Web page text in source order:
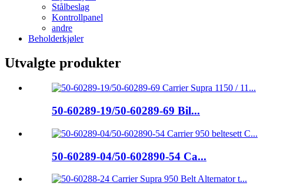
Stålbeslag
Kontrollpanel
andre
Beholderkjøler
Utvalgte produkter
50-60289-19/50-60289-69 Bil...
50-60289-04/50-602890-54 Ca...